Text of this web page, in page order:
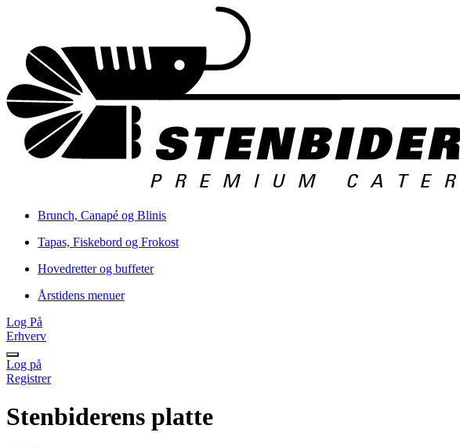
Brunch, Canapé og Blinis
Tapas, Fiskebord og Frokost
Hovedretter og buffeter
Årstidens menuer
Log På
Erhverv
Log på
Registrer
Stenbiderens platte